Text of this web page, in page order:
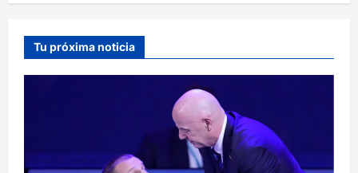
Tu próxima noticia